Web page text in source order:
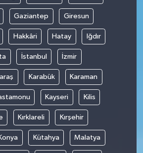
Gaziantep Giresun
Hakkâri Hatay Iğdır
İstanbul İzmir
Karabük Karaman
Kayseri Kilis
Kırklareli Kırşehir
Kütahya Malatya